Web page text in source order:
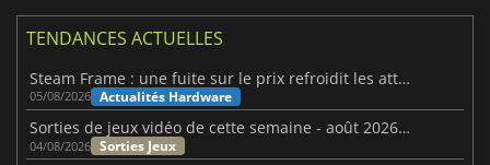
TENDANCES ACTUELLES
Steam Frame : une fuite sur le prix refroidit les attentes VR
05/08/2026 Actualités Hardware
Sorties de jeux vidéo de cette semaine - août 2026 (semaine 32)
04/08/2026 Sorties Jeux